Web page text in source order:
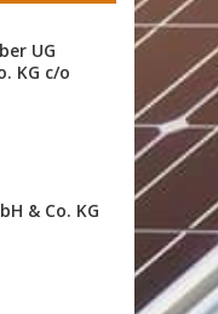
UG
KG c/o
& Co. KG